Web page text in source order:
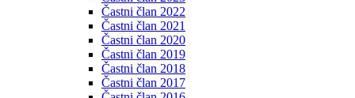
Častni član 2022
Častni član 2021
Častni član 2020
Častni član 2019
Častni član 2018
Častni član 2017